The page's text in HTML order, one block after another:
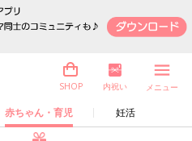
赤ちゃん・育児 妊活
SHOP 内祝い メニュー